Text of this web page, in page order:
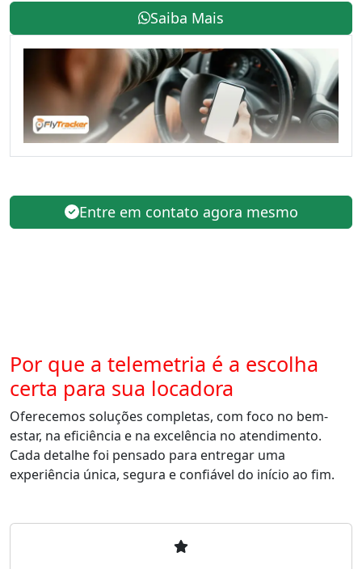
Saiba Mais
Entre em contato agora mesmo
Por que a telemetria é a escolha
certa para sua locadora
Oferecemos soluções completas, com foco no bem-
estar, na eficiência e na excelência no atendimento.
Cada detalhe foi pensado para entregar uma
experiência única, segura e confiável do início ao fim.